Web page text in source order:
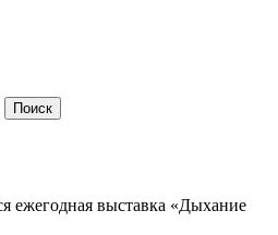
ежегодная выставка «Дыхание